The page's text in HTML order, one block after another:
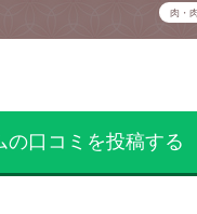
肉・
口コミを投稿する